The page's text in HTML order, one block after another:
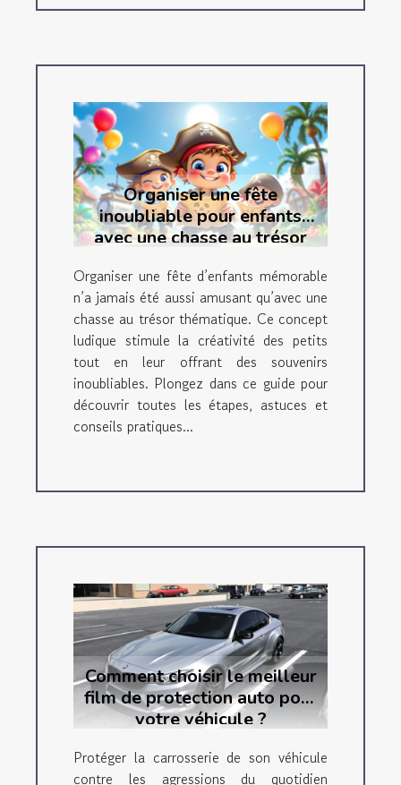
Organiser une fête
inoubliable pour enfants
avec une chasse au trésor
Organiser une fête d’enfants mémorable
n’a jamais été aussi amusant qu’avec une
chasse au trésor thématique. Ce concept
ludique stimule la créativité des petits
tout en leur offrant des souvenirs
inoubliables. Plongez dans ce guide pour
découvrir toutes les étapes, astuces et
conseils pratiques...
Comment choisir le meilleur
film de protection auto pour
votre véhicule ?
Protéger la carrosserie de son véhicule
contre les agressions du quotidien